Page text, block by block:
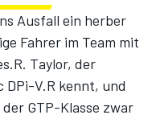
Ausfall ein herber
Fahrer im Team mit
Taylor, der
DPi-V.R kennt, und
GTP-Klasse zwar